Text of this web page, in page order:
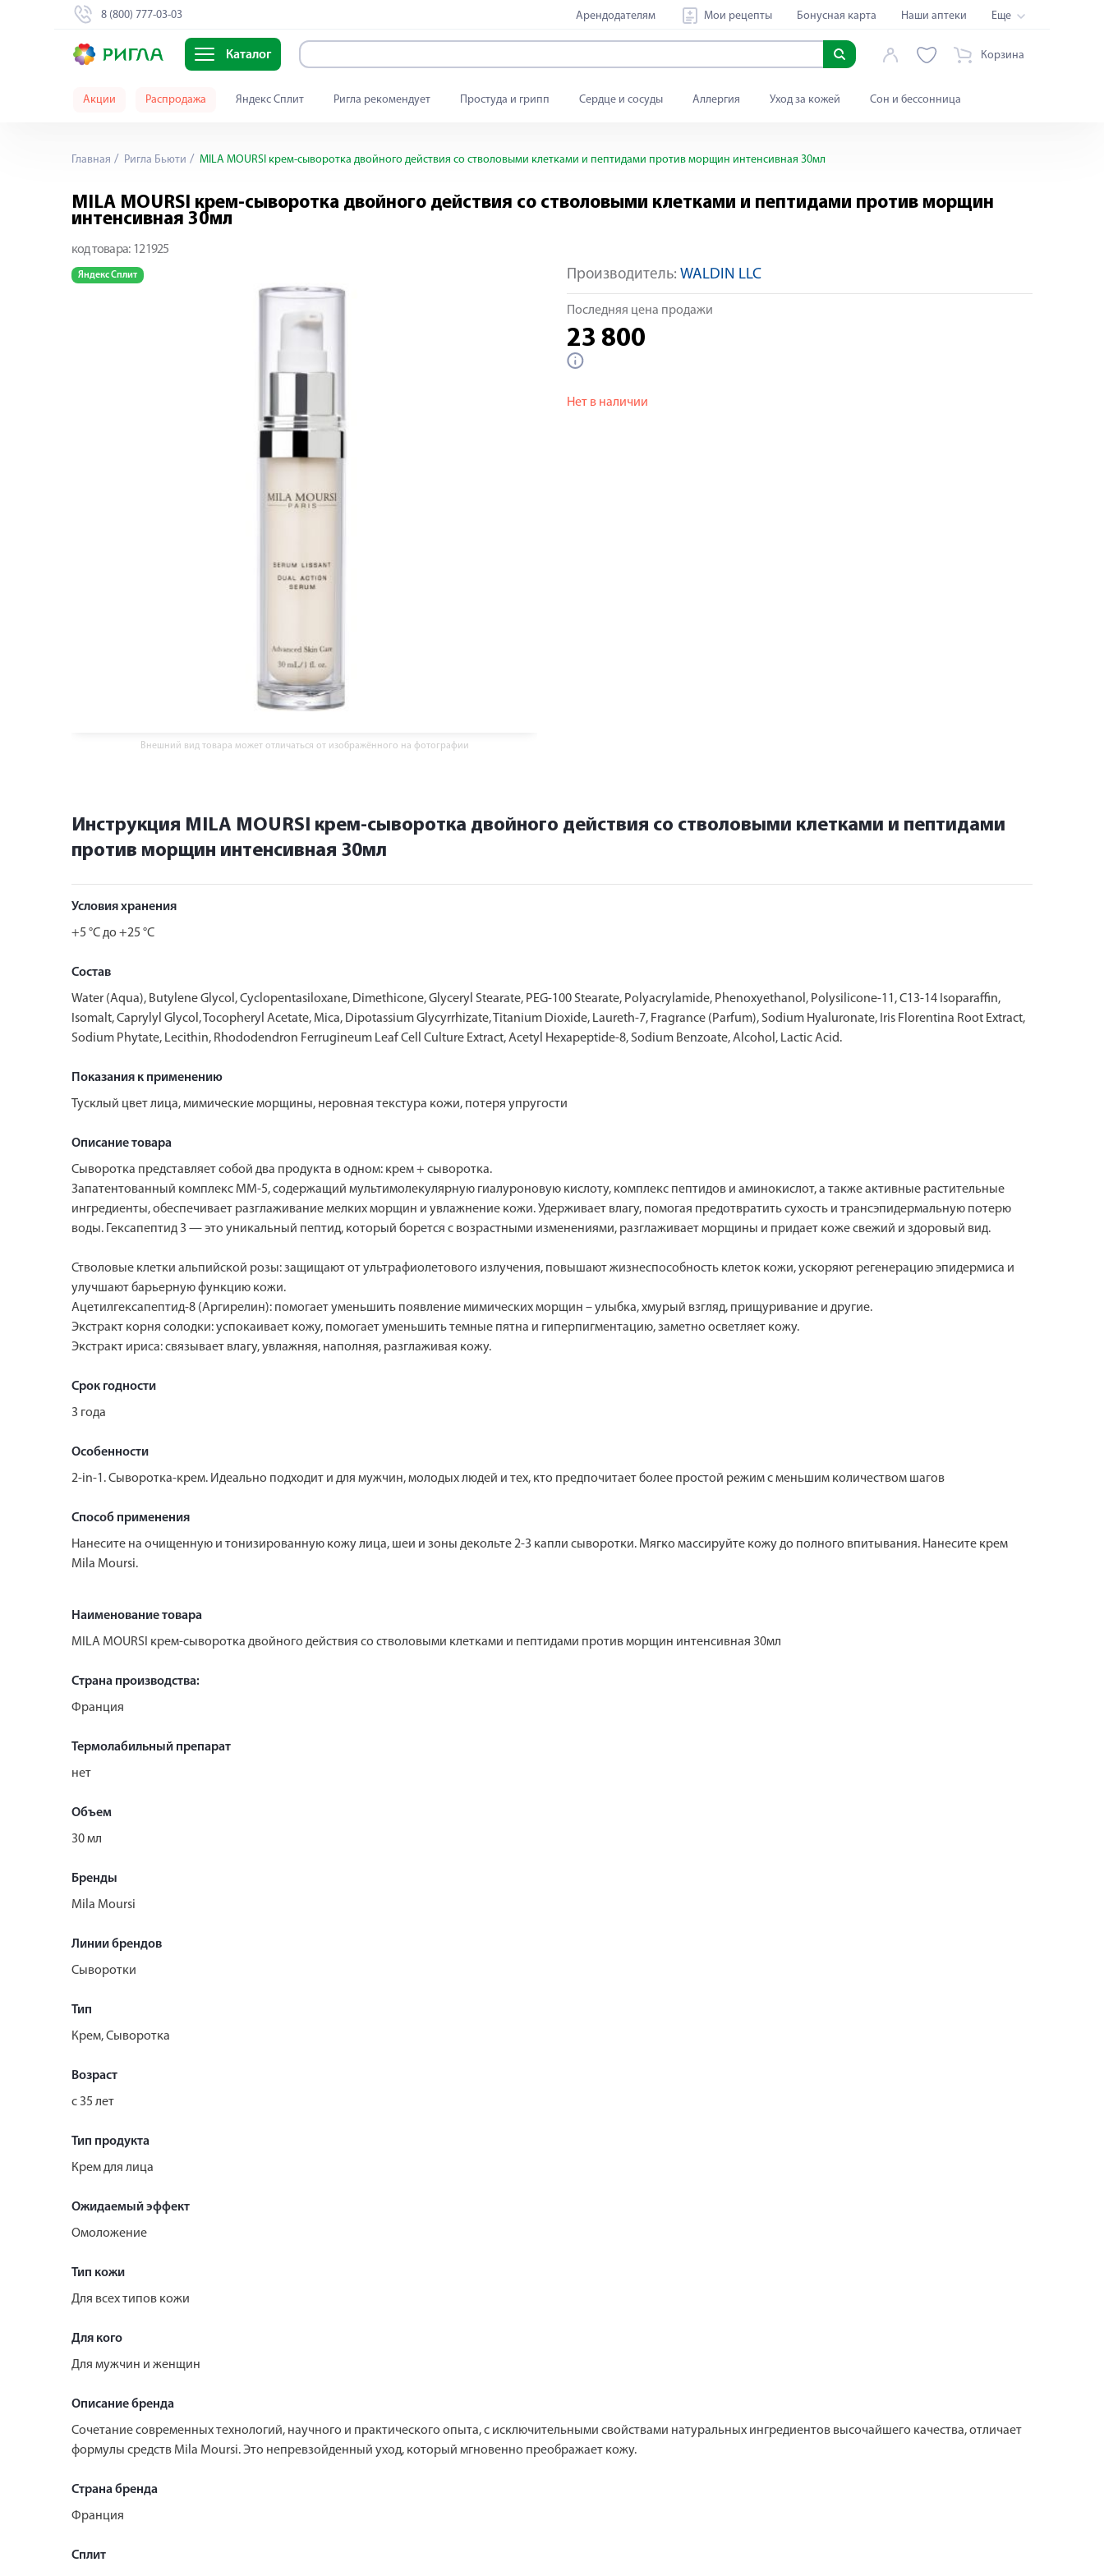
8 (800) 777-03-03 Арендодателям Мои рецепты Бонусная карта Наши аптеки Еще
Каталог Корзина
Акции Распродажа Яндекс Сплит Ригла рекомендует Простуда и грипп Сердце и сосуды Аллергия Уход за кожей Сон и бессонница
Главная Ригла Бьюти MILA MOURSI крем-сыворотка двойного действия со стволовыми клетками и пептидами против морщин интенсивная 30мл
MILA MOURSI крем-сыворотка двойного действия со стволовыми клетками и пептидами против морщин
интенсивная 30мл
код товара: 121925
Яндекс Сплит
Внешний вид товара может отличаться от изображённого на фотографии
Производитель: WALDIN LLC
Последняя цена продажи
23 800
Нет в наличии
Инструкция MILA MOURSI крем-сыворотка двойного действия со стволовыми клетками и пептидами
против морщин интенсивная 30мл
Условия хранения
+5 °C до +25 °C
Состав
Water (Aqua), Butylene Glycol, Cyclopentasiloxane, Dimethicone, Glyceryl Stearate, PEG-100 Stearate, Polyacrylamide, Phenoxyethanol, Polysilicone-11, C13-14 Isoparaffin,
Isomalt, Caprylyl Glycol, Tocopheryl Acetate, Mica, Dipotassium Glycyrrhizate, Titanium Dioxide, Laureth-7, Fragrance (Parfum), Sodium Hyaluronate, Iris Florentina Root Extract,
Sodium Phytate, Lecithin, Rhododendron Ferrugineum Leaf Cell Culture Extract, Acetyl Hexapeptide-8, Sodium Benzoate, Alcohol, Lactic Acid.
Показания к применению
Тусклый цвет лица, мимические морщины, неровная текстура кожи, потеря упругости
Описание товара
Сыворотка представляет собой два продукта в одном: крем + сыворотка.
Запатентованный комплекс MM-5, содержащий мультимолекулярную гиалуроновую кислоту, комплекс пептидов и аминокислот, а также активные растительные
ингредиенты, обеспечивает разглаживание мелких морщин и увлажнение кожи. Удерживает влагу, помогая предотвратить сухость и трансэпидермальную потерю
воды. Гексапептид 3 — это уникальный пептид, который борется с возрастными изменениями, разглаживает морщины и придает коже свежий и здоровый вид.
Стволовые клетки альпийской розы: защищают от ультрафиолетового излучения, повышают жизнеспособность клеток кожи, ускоряют регенерацию эпидермиса и
улучшают барьерную функцию кожи.
Ацетилгексапептид-8 (Аргирелин): помогает уменьшить появление мимических морщин – улыбка, хмурый взгляд, прищуривание и другие.
Экстракт корня солодки: успокаивает кожу, помогает уменьшить темные пятна и гиперпигментацию, заметно осветляет кожу.
Экстракт ириса: связывает влагу, увлажняя, наполняя, разглаживая кожу.
Срок годности
3 года
Особенности
2-in-1. Сыворотка-крем. Идеально подходит и для мужчин, молодых людей и тех, кто предпочитает более простой режим с меньшим количеством шагов
Способ применения
Нанесите на очищенную и тонизированную кожу лица, шеи и зоны декольте 2-3 капли сыворотки. Мягко массируйте кожу до полного впитывания. Нанесите крем
Mila Moursi.
Наименование товара
MILA MOURSI крем-сыворотка двойного действия со стволовыми клетками и пептидами против морщин интенсивная 30мл
Страна производства:
Франция
Термолабильный препарат
нет
Объем
30 мл
Бренды
Mila Moursi
Линии брендов
Сыворотки
Тип
Крем, Сыворотка
Возраст
с 35 лет
Тип продукта
Крем для лица
Ожидаемый эффект
Омоложение
Тип кожи
Для всех типов кожи
Для кого
Для мужчин и женщин
Описание бренда
Сочетание современных технологий, научного и практического опыта, с исключительными свойствами натуральных ингредиентов высочайшего качества, отличает
формулы средств Mila Moursi. Это непревзойденный уход, который мгновенно преображает кожу.
Страна бренда
Франция
Сплит